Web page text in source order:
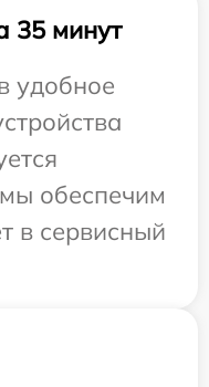
35 минут
удобное
обеспечим
в сервисный